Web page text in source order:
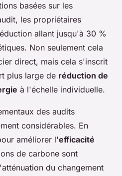
basées sur les
les propriétaires
allant jusqu'à 30 %
Non seulement cela
direct, mais cela s'inscrit
plus large de réduction de
à l'échelle individuelle.
des audits
considérables. En
améliorer l'efficacité
de carbone sont
du changement